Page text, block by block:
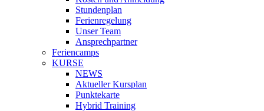
Stundenplan
Ferienregelung
Unser Team
Ansprechpartner
Feriencamps
KURSE
NEWS
Aktueller Kursplan
Punktekarte
Hybrid Training